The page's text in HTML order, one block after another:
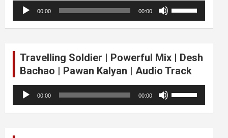
Audio
Player
00:00 00:00
Arrow
increase
or
Travelling Soldier | Powerful Mix | Desh
Bachao | Pawan Kalyan | Audio Track
Audio
Player
00:00 00:00
Arrow